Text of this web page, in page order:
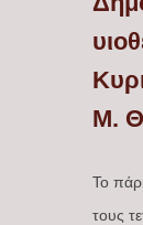
Μ.
Το
τους